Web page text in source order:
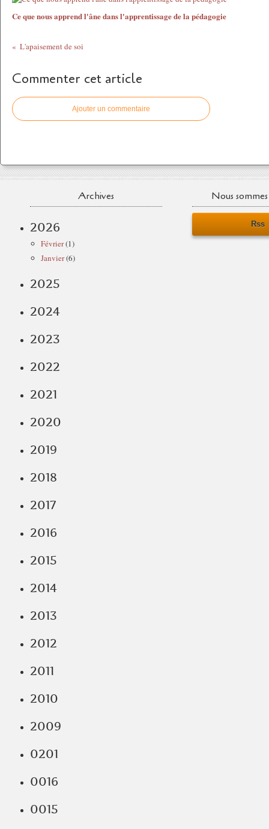
Ce que nous apprend l'âne dans l'apprentissage de la pédagogie
L'apaisement de soi
Commenter cet article
Ajouter un commentaire
Archives
2026
Février(1)
Janvier(6)
2025
2024
2023
2022
2021
2020
2019
2018
2017
2016
2015
2014
2013
2012
2011
2010
2009
0201
0016
0015
Nous
Rss